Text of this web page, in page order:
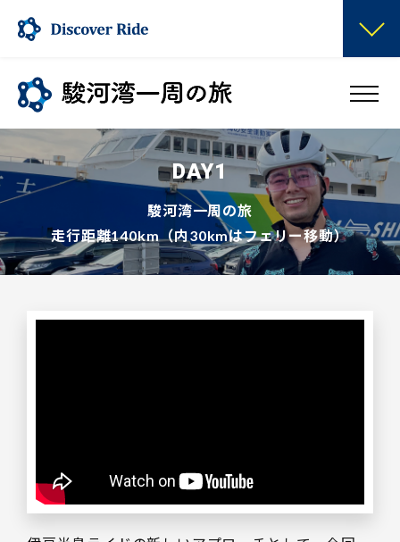
DAY1
駿河湾一周の旅
走行距離140km（内30kmはフェリー移動）